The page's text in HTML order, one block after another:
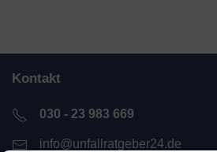
Kontakt
030 - 23 983 669
info@unfallratgeber24.de